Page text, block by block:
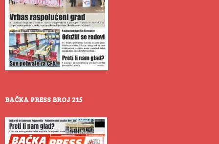
BAČKA PRESS BROJ 215